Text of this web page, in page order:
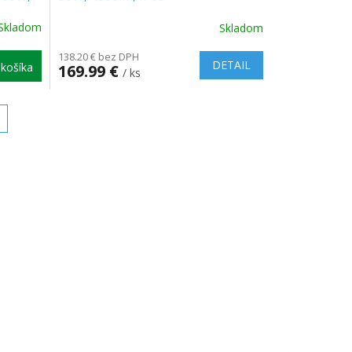
produktu
je
Skladom
138.20 € bez DPH
169.99 € / ks
DETAIL